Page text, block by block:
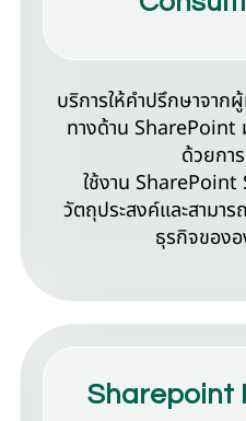
บริการให้คำปรึกษาจาก
ทางด้าน SharePoint
ด้วยกา
ใช้งาน
วัตถุประสงค์และสามา
ธุรกิจของ
Sharepoint